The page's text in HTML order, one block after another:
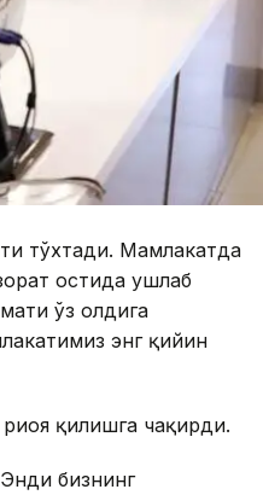
тўхтади. Мамлакатда
остида ушлаб
ўз олдига
энг қийин
қилишга чақирди.
бизнинг